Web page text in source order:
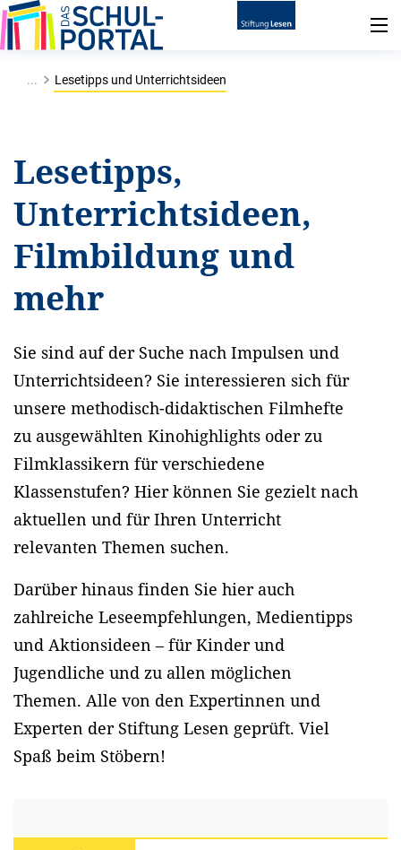
... Lesetipps und Unterrichtsideen
Lesetipps,
Unterrichtsideen,
Filmbildung und
mehr
Sie sind auf der Suche nach Impulsen und
Unterrichtsideen? Sie interessieren sich für
unsere methodisch-didaktischen Filmhefte
zu ausgewählten Kinohighlights oder zu
Filmklassikern für verschiedene
Klassenstufen? Hier können Sie gezielt nach
aktuellen und für Ihren Unterricht
relevanten Themen suchen.
Darüber hinaus finden Sie hier auch
zahlreiche Leseempfehlungen, Medientipps
und Aktionsideen – für Kinder und
Jugendliche und zu allen möglichen
Themen. Alle von den Expertinnen und
Experten der Stiftung Lesen geprüft. Viel
Spaß beim Stöbern!